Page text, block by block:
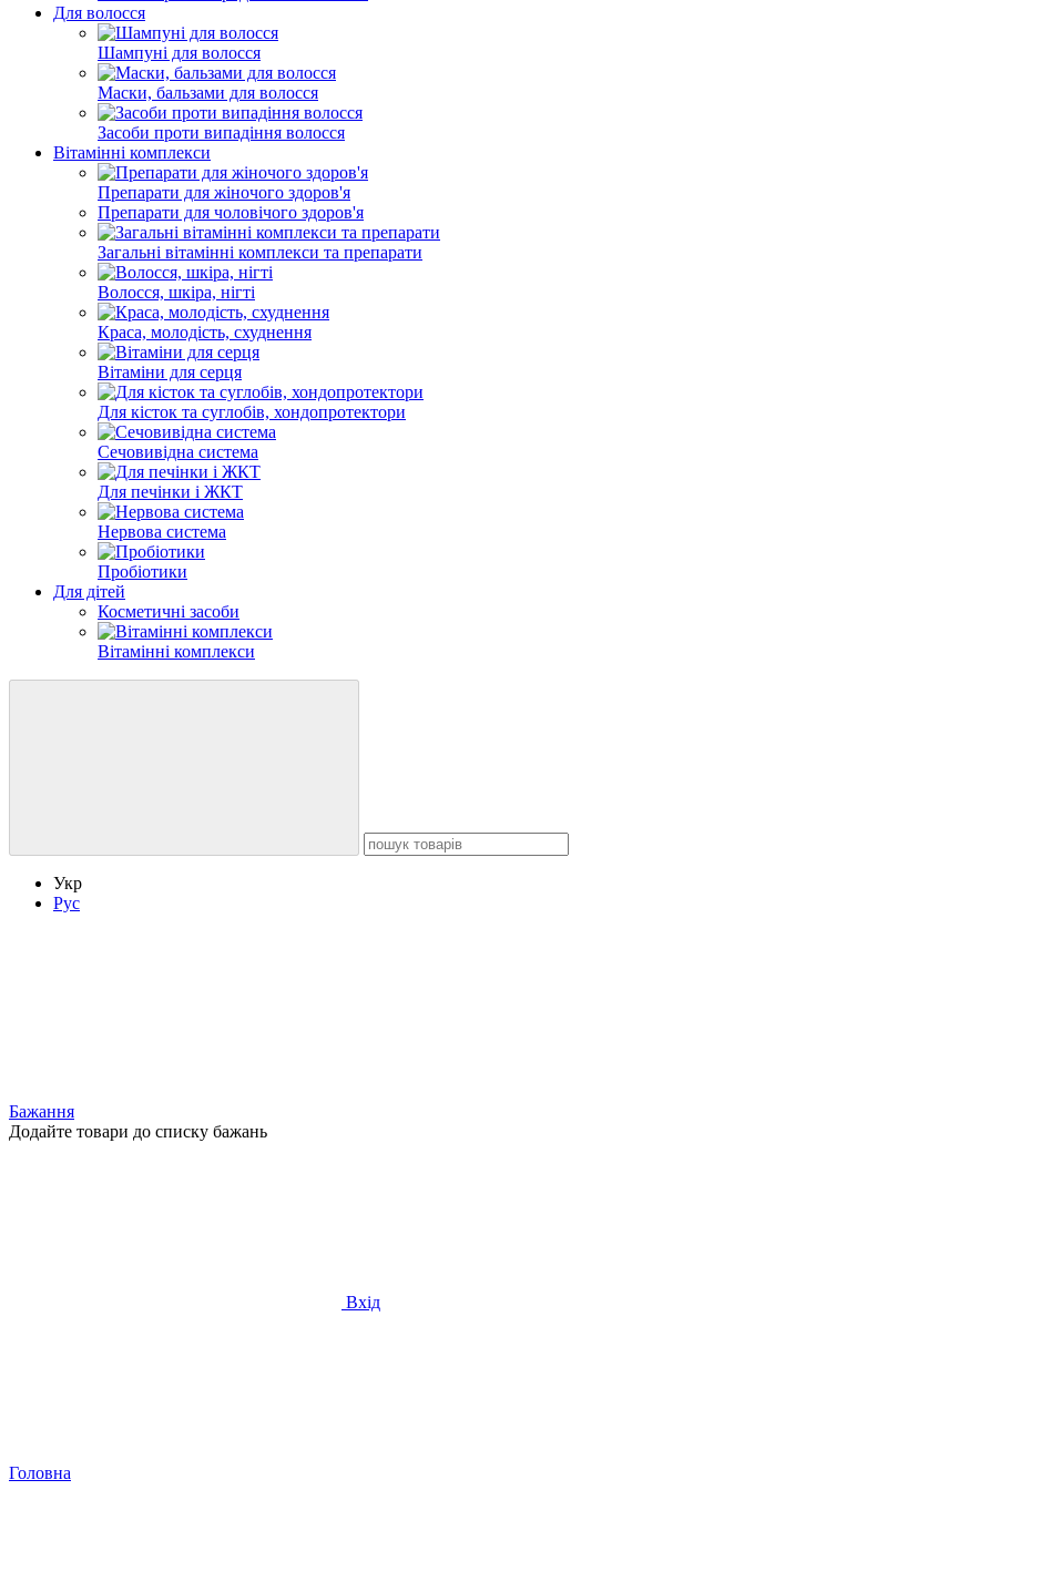
Для волосся
Шампуні для волосся
Маски, бальзами для волосся
Засоби проти випадіння волосся
Вітамінні комплекси
Препарати для жіночого здоров'я
Препарати для чоловічого здоров'я
Загальні вітамінні комплекси та препарати
Волосся, шкіра, нігті
Краса, молодість, схуднення
Вітаміни для серця
Для кісток та суглобів, хондопротектори
Сечовивідна система
Для печінки і ЖКТ
Нервова система
Пробіотики
Для дітей
Косметичні засоби
Вітамінні комплекси
Укр
Рус
Бажання
Додайте товари до списку бажань
Вхід
Головна